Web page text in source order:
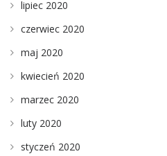
lipiec 2020
czerwiec 2020
maj 2020
kwiecień 2020
marzec 2020
luty 2020
styczeń 2020